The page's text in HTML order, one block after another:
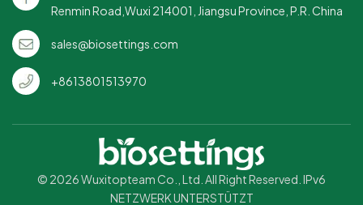
Renmin Road,Wuxi 214001, Jiangsu Province, P.R. China
sales@biosettings.com
+8613801513970
© 2026 Wuxitopteam Co., Ltd. All Right Reserved. IPv6
NETZWERK UNTERSTÜTZT